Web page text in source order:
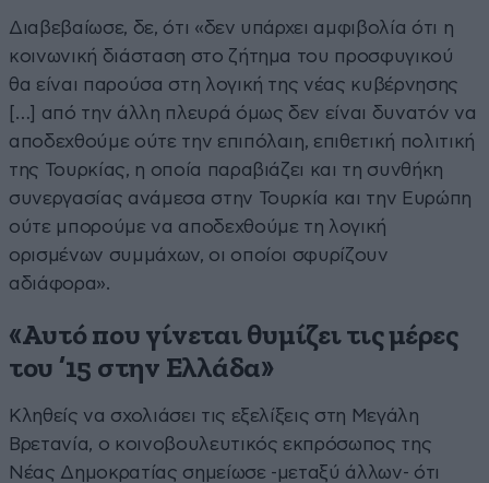
Διαβεβαίωσε, δε, ότι «δεν υπάρχει αμφιβολία ότι η
κοινωνική διάσταση στο ζήτημα του προσφυγικού
θα είναι παρούσα στη λογική της νέας κυβέρνησης
[…] από την άλλη πλευρά όμως δεν είναι δυνατόν να
αποδεχθούμε ούτε την επιπόλαιη, επιθετική πολιτική
της Τουρκίας, η οποία παραβιάζει και τη συνθήκη
συνεργασίας ανάμεσα στην Τουρκία και την Ευρώπη
ούτε μπορούμε να αποδεχθούμε τη λογική
ορισμένων συμμάχων, οι οποίοι σφυρίζουν
αδιάφορα».
«Αυτό που γίνεται θυμίζει τις μέρες
του ’15 στην Ελλάδα»
Κληθείς να σχολιάσει τις εξελίξεις στη Μεγάλη
Βρετανία, ο κοινοβουλευτικός εκπρόσωπος της
Νέας Δημοκρατίας σημείωσε -μεταξύ άλλων- ότι